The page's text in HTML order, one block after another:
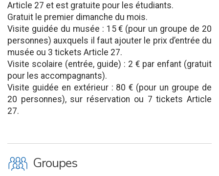
Article 27 et est gratuite pour les étudiants.
Gratuit le premier dimanche du mois.
Visite guidée du musée : 15 € (pour un groupe de 20
personnes) auxquels il faut ajouter le prix d’entrée du
musée ou 3 tickets Article 27.
Visite scolaire (entrée, guide) : 2 € par enfant (gratuit
pour les accompagnants).
Visite guidée en extérieur : 80 € (pour un groupe de
20 personnes), sur réservation ou 7 tickets Article
27.
O Groupes